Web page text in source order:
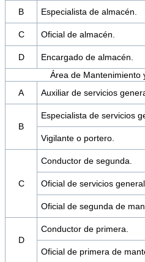
B
Especialista de almacén.
C
Oficial de almacén.
D
Encargado de almacén.
Área de Mantenimiento
A
Auxiliar de servicios
B
Especialista de servicios
Vigilante o portero.
C
Conductor de segunda.
Oficial de servicios
Oficial de segunda de
D
Conductor de primera.
Oficial de primera de